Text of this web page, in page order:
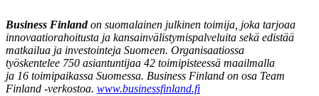
Business Finlandon suomalainen julkinen toimija, joka tarjoaa
innovaatiorahoitusta ja kansainvälistymispalveluita sekä edistää
matkailua ja investointeja Suomeen. Organisaatiossa
työskentelee 750 asiantuntijaa 42 toimipisteessä maailmalla
ja 16 toimipaikassa Suomessa. Business Finland on osa Team
Finland -verkostoa. www.businessfinland.fi